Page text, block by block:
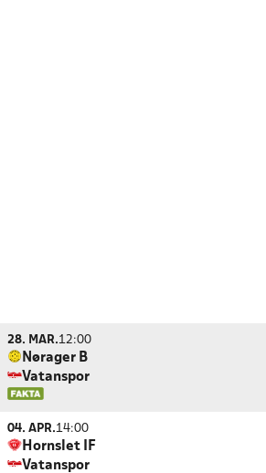
28. MAR.12:00
Nørager B
Vatanspor
04. APR.14:00
Hornslet IF
Vatanspor